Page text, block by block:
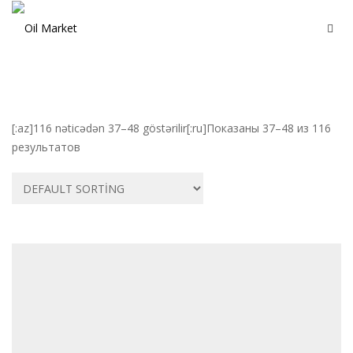
[:az]116 nəticədən 37–48 göstərilir[:ru]Показаны 37–48 из 116
результатов